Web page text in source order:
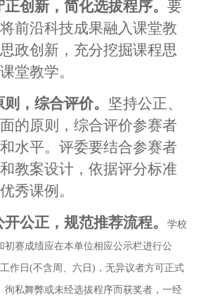
正创新，简化选拔程序。 要
前沿科技成果融入课堂教
政创新，充分挖掘课程思
堂教学。
则，综合评价。 坚持公正、
的原则，综合评价参赛者
水平。评委要结合参赛者
教案设计，依据评分标准
秀课例。
开公正，规范推荐流程。
学校
初赛成绩应在本单位相应公示栏进行公
作日(不含周、六日)，无异议者方可正式
徇私舞弊或未经选拔程序而获奖者，一经